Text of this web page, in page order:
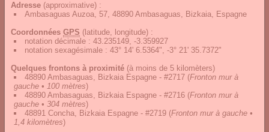
Adresse (approximative) :
Ambasaguas Auzoa, 57, 48890 Ambasaguas, Bizkaia, Espagne
Coordonnées GPS (latitude, longitude) :
notation décimale : 43.235149, -3.359927
notation sexagésimale : 43° 14' 6.5364", -3° 21' 35.7372"
Quelques frontons à proximité (à moins de 5 kilomèters)
48890 Ambasaguas, Bizkaia Espagne - #2717 (Fronton mur à
gauche • 100 mètres)
48890 Ambasaguas, Bizkaia Espagne - #2716 (Fronton mur à
gauche • 304 mètres)
48891 Concha, Bizkaia Espagne - #2719 (Fronton mur à gauche •
1,4 kilomètres)